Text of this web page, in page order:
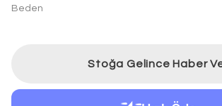
Beden
Stoğa Gelince Haber